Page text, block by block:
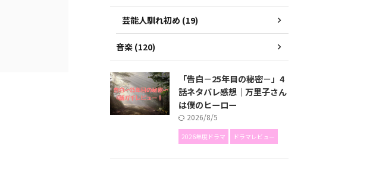
芸能人馴れ初め (19)
音楽 (120)
「告白－25年目の秘密－」4
話ネタバレ感想｜万里子さん
は僕のヒーロー
2026/8/5
2026年度ドラマ ドラマレビュー